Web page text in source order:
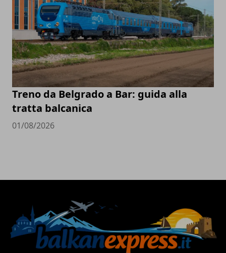
Treno da Belgrado a Bar: guida alla
tratta balcanica
01/08/2026